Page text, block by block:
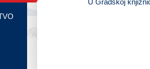
U Gradskoj